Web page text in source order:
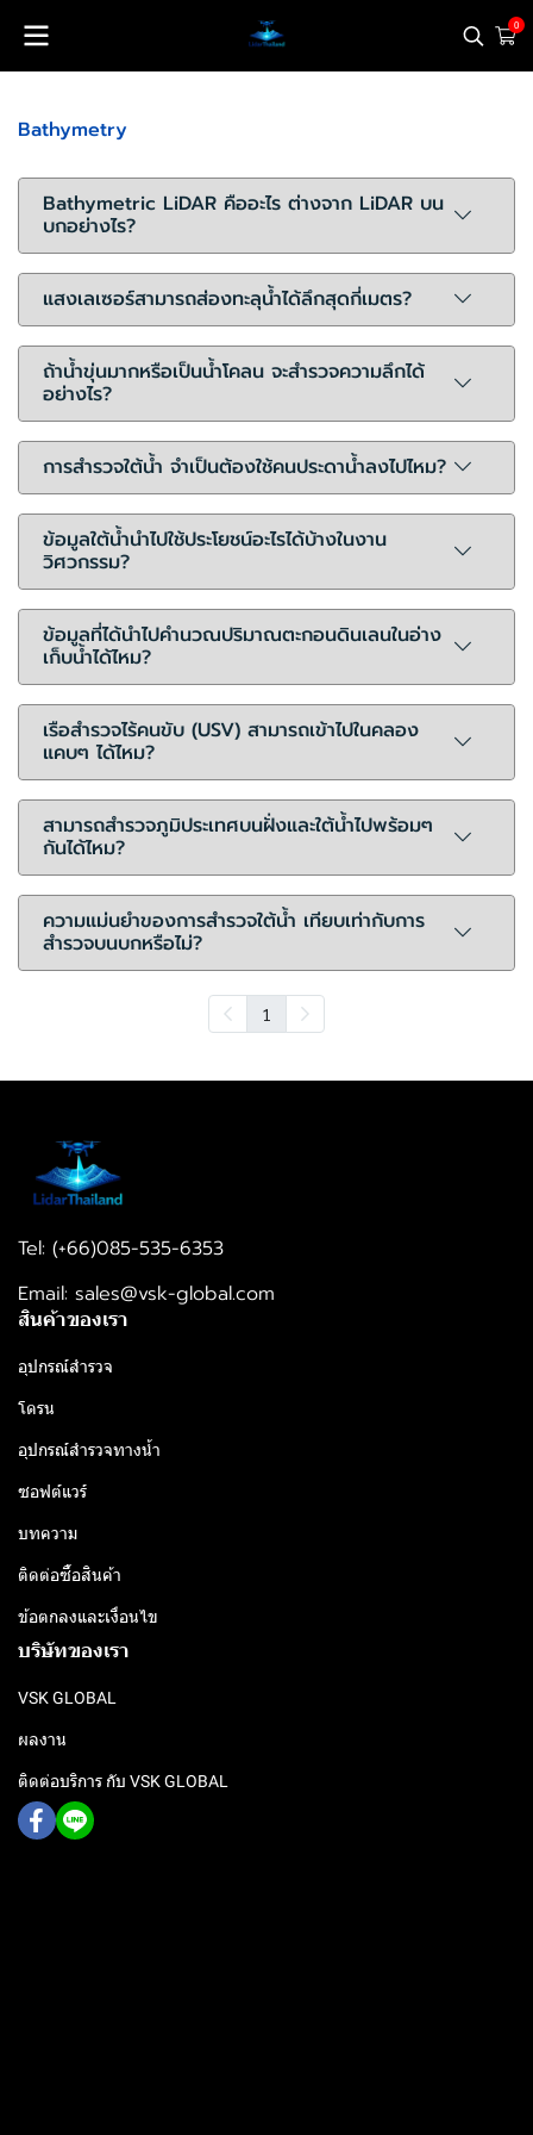
0
Bathymetry
Bathymetric LiDAR คืออะไร ต่างจาก LiDAR บน
บกอย่างไร?
แสงเลเซอร์สามารถส่องทะลุน้ำได้ลึกสุดกี่เมตร?
ถ้าน้ำขุ่นมากหรือเป็นน้ำโคลน จะสำรวจความลึกได้
อย่างไร?
การสำรวจใต้น้ำ จำเป็นต้องใช้คนประดาน้ำลงไปไหม?
ข้อมูลใต้น้ำนำไปใช้ประโยชน์อะไรได้บ้างในงาน
วิศวกรรม?
ข้อมูลที่ได้นำไปคำนวณปริมาณตะกอนดินเลนในอ่าง
เก็บน้ำได้ไหม?
เรือสำรวจไร้คนขับ (USV) สามารถเข้าไปในคลอง
แคบๆ ได้ไหม?
สามารถสำรวจภูมิประเทศบนฝั่งและใต้น้ำไปพร้อมๆ
กันได้ไหม?
ความแม่นยำของการสำรวจใต้น้ำ เทียบเท่ากับการ
สำรวจบนบกหรือไม่?
1
Tel: (+66)085-535-6353
Email: sales@vsk-global.com​​
สินค้าของเรา
อุปกรณ์สำรวจ
โดรน
อุปกรณ์สำรวจทางน้ำ
ซอฟต์แวร์
บทความ
ติดต่อซื้อสินค้า
ข้อตกลงและเงื่อนไข
บริษัทของเรา
VSK GLOBAL
ผลงาน
ติดต่อบริการ กับ VSK GLOBAL